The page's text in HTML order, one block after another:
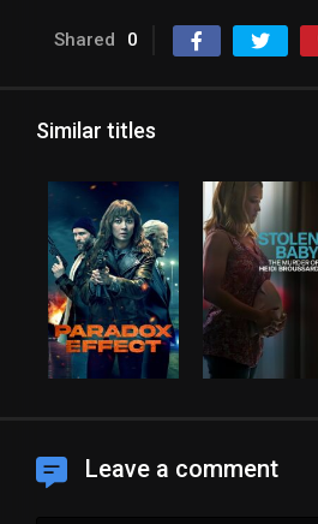
Shared 0
Similar titles
Leave a comment